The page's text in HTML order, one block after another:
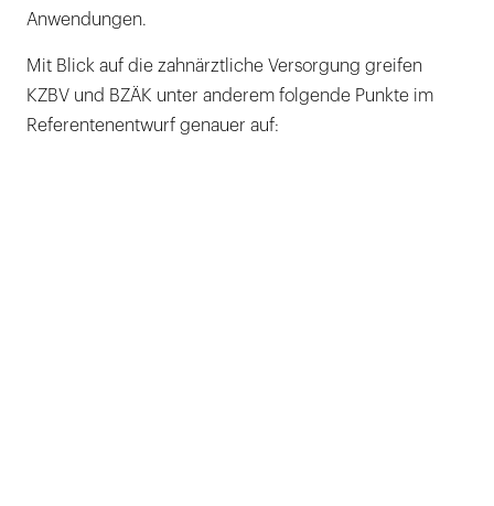
Anwendungen.
Mit Blick auf die zahnärztliche Versorgung greifen
KZBV und BZÄK unter anderem folgende Punkte im
Referentenentwurf genauer auf: